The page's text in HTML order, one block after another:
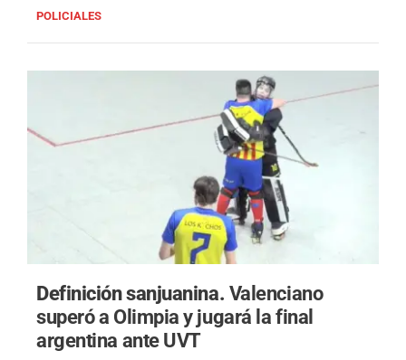
POLICIALES
Definición sanjuanina. Valenciano
superó a Olimpia y jugará la final
argentina ante UVT